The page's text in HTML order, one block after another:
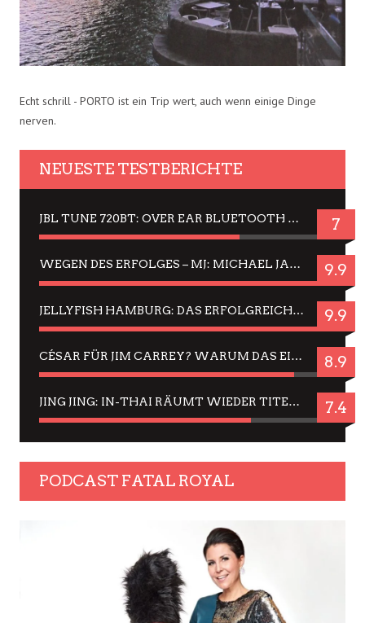
Echt schrill - PORTO ist ein Trip wert, auch wenn einige Dinge
nerven.
NEUESTE TESTBERICHTE
JBL TUNE 720BT: OVER EAR BLUETOOTH KOPFHÖRER UM DIE 50,-€ IM DAUER-TEST 7
WEGEN DES ERFOLGES – MJ: MICHAEL JACKSON MUSICAL IN EINER MATINEE SEHEN 9.9
JELLYFISH HAMBURG: DAS ERFOLGREICHE SOMMER-MENÜ 2025 IN GEFÜHLEN UND BILDERN 9.9
CÉSAR FÜR JIM CARREY? WARUM DAS EINER DER NERVIGSTEN ACTORS IST UND BLEIBT 8.9
JING JING: IN-THAI RÄUMT WIEDER TITEL AB – EIN ZWEI-STUNDEN-ERLEBNISBERICHT 7.4
PODCAST FATAL ROYAL